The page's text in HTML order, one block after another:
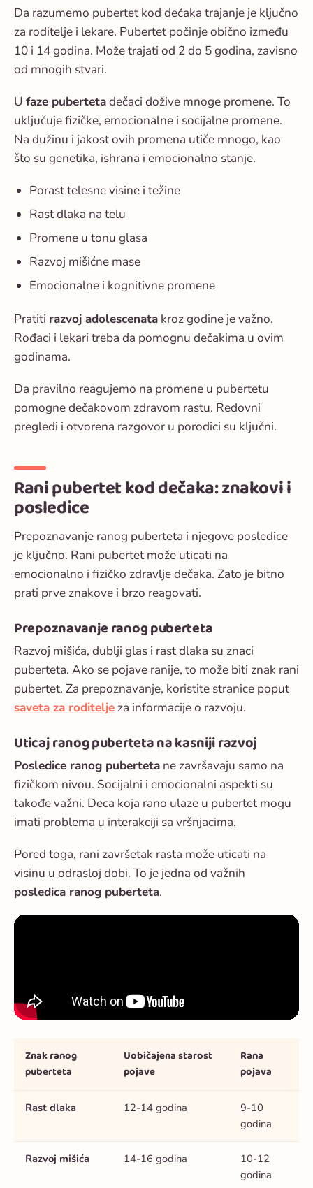
Da razumemo pubertet kod dečaka trajanje je ključno
za roditelje i lekare. Pubertet počinje obično između
10 i 14 godina. Može trajati od 2 do 5 godina, zavisno
od mnogih stvari.
U faze pubertetadečaci dožive mnoge promene. To
uključuje fizičke, emocionalne i socijalne promene.
Na dužinu i jakost ovih promena utiče mnogo, kao
što su genetika, ishrana i emocionalno stanje.
Porast telesne visine i težine
Rast dlaka na telu
Promene u tonu glasa
Razvoj mišićne mase
Emocionalne i kognitivne promene
Pratiti razvoj adolescenata kroz godine je važno.
Rođaci i lekari treba da pomognu dečakima u ovim
godinama.
Da pravilno reagujemo na promene u pubertetu
pomogne dečakovom zdravom rastu. Redovni
pregledi i otvorena razgovor u porodici su ključni.
Rani pubertet kod dečaka: znakovi i
posledice
Prepoznavanje ranog puberteta i njegove posledice
je ključno. Rani pubertet može uticati na
emocionalno i fizičko zdravlje dečaka. Zato je bitno
prati prve znakove i brzo reagovati.
Prepoznavanje ranog puberteta
Razvoj mišića, dublji glas i rast dlaka su znaci
puberteta. Ako se pojave ranije, to može biti znak rani
pubertet. Za prepoznavanje, koristite stranice poput
saveta za roditelje za informacije o razvoju.
Uticaj ranog puberteta na kasniji razvoj
Posledice ranog puberteta ne završavaju samo na
fizičkom nivou. Socijalni i emocionalni aspekti su
takođe važni. Deca koja rano ulaze u pubertet mogu
imati problema u interakciji sa vršnjacima.
Pored toga, rani završetak rasta može uticati na
visinu u odrasloj dobi. To je jedna od važnih
posledica ranog puberteta.
Znak ranog
puberteta
Uobičajena starost
pojave
Rana
pojava
Rast dlaka 12-14 godina
9-10
godina
Razvoj mišića 14-16 godina
10-12
godina